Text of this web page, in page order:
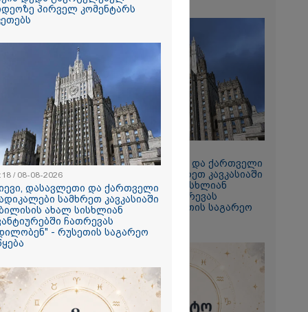
- 57
ეძებენ
11:18 / 08-08-2026
"კიევი, დასავლეთი და ქართველი
რადიკალები სამხრეთ კავკასიაში
თბილისის ახალ სისხლიან
ავანტიურებში ჩათრევას
ცდილობენ" - რუსეთის საგარეო
უწყება
პირველ კომენტარს
/ 08-08-2026
დასავლეთი და ქართველი
სამხრეთ კავკასიაში
ახალ სისხლიან
ჩათრევას
- რუსეთის საგარეო